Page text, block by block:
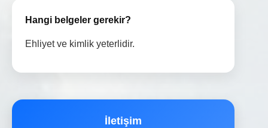
Hangi belgeler gerekir?
Ehliyet ve kimlik yeterlidir.
İletişim